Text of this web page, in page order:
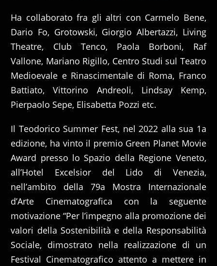
Ha collaborato fra gli altri con Carmelo Bene,
Dario Fo, Grotowski, Giorgio Albertazzi, Living
Theatre, Club Tenco, Paola Borboni, Raf
Vallone, Mariano Rigillo, Centro Studi sul Teatro
Medioevale e Rinascimentale di Roma, Franco
Battiato, Vittorino Andreoli, Lindsay Kemp,
Pierpaolo Sepe, Elisabetta Pozzi etc.
Il Teodorico Summer Fest, nel 2022 alla sua 1a
edizione, ha vinto il premio Green Planet Movie
Award presso lo Spazio della Regione Veneto,
all’Hotel Excelsior del Lido di Venezia,
nell’ambito della 79a Mostra Internazionale
d’Arte Cinematografica con la seguente
motivazione “Per l’impegno alla promozione dei
valori della Sostenibilità e della Responsabilità
Sociale, dimostrato nella realizzazione di un
Festival Cinematografico attento a mettere in